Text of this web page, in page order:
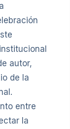
autor,
de la
entre
la